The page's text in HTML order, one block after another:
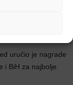
uručio je nagrade
i BiH za najbolje